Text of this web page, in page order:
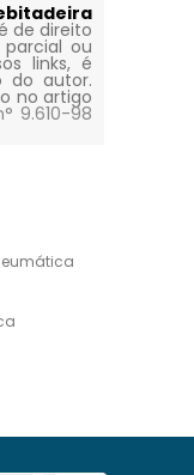
de direito
parcial ou
links, é
do autor.
no artigo
9.610-98